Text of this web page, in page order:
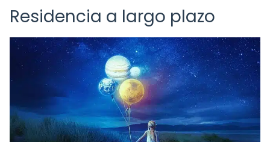
Residencia a largo plazo